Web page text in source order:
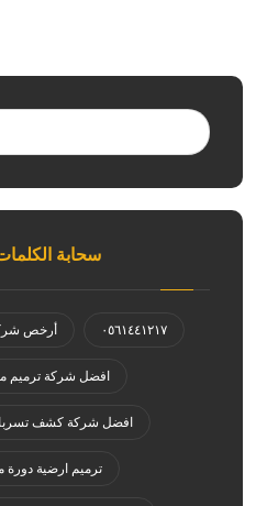
سحابة الكلمات
٠٥٦١٤٤١٢١٧ أرخص
افضل شركة ترميم
افضل شركة كشف
ترميم ارضية دورة